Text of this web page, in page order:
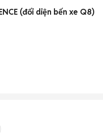
(đối diện bến xe Q8)